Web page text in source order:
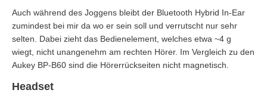
Auch während des Joggens bleibt der Bluetooth Hybrid In-Ear
zumindest bei mir da wo er sein soll und verrutscht nur sehr
selten. Dabei zieht das Bedienelement, welches etwa ~4 g
wiegt, nicht unangenehm am rechten Hörer. Im Vergleich zu den
Aukey BP-B60 sind die Hörerrückseiten nicht magnetisch.
Headset